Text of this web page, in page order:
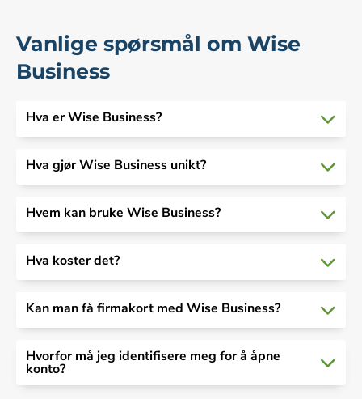
Vanlige spørsmål om Wise
Business
Hva er Wise Business?
Hva gjør Wise Business unikt?
Hvem kan bruke Wise Business?
Hva koster det?
Kan man få firmakort med Wise Business?
Hvorfor må jeg identifisere meg for å åpne
konto?